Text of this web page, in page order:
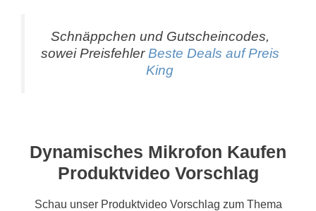
Schnäppchen und Gutscheincodes,
sowei Preisfehler Beste Deals auf Preis
King
Dynamisches Mikrofon Kaufen
Produktvideo Vorschlag
Schau unser Produktvideo Vorschlag zum Thema